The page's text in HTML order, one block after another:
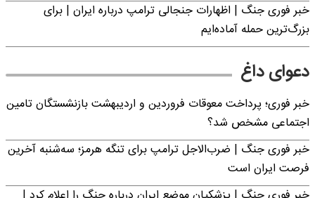
خبر فوری جنگ | اظهارات جنجالی ترامپ درباره ایران | برای
بزرگ‌ترین حمله آماده‌ایم
دعوای داغ
خبر فوری؛ پرداخت معوقات فروردین و اردیبهشت بازنشستگان تامین
اجتماعی مشخص شد؟
خبر فوری جنگ | ضرب‌الاجل ترامپ برای تنگه هرمز؛ سه‌شنبه آخرین
فرصت ایران است